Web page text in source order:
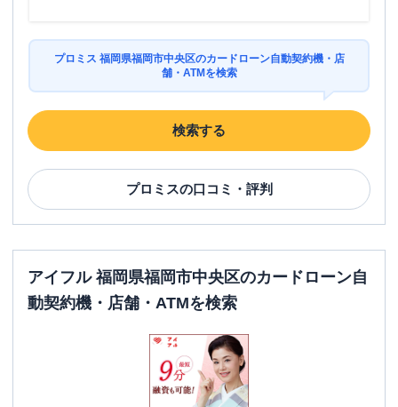
プロミス 福岡県福岡市中央区のカードローン自動契約機・店
舗・ATMを検索
検索する
プロミスの口コミ・評判
アイフル 福岡県福岡市中央区のカードローン自
動契約機・店舗・ATMを検索